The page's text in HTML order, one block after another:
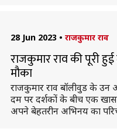
28 Jun 2023 • राजकुमार राव
राजकुमार राव की पूरी
मौका
राजकुमार राव बॉलीवुड के
दम पर दर्शकों के बीच एक
अपने बेहतरीन अभिनय का